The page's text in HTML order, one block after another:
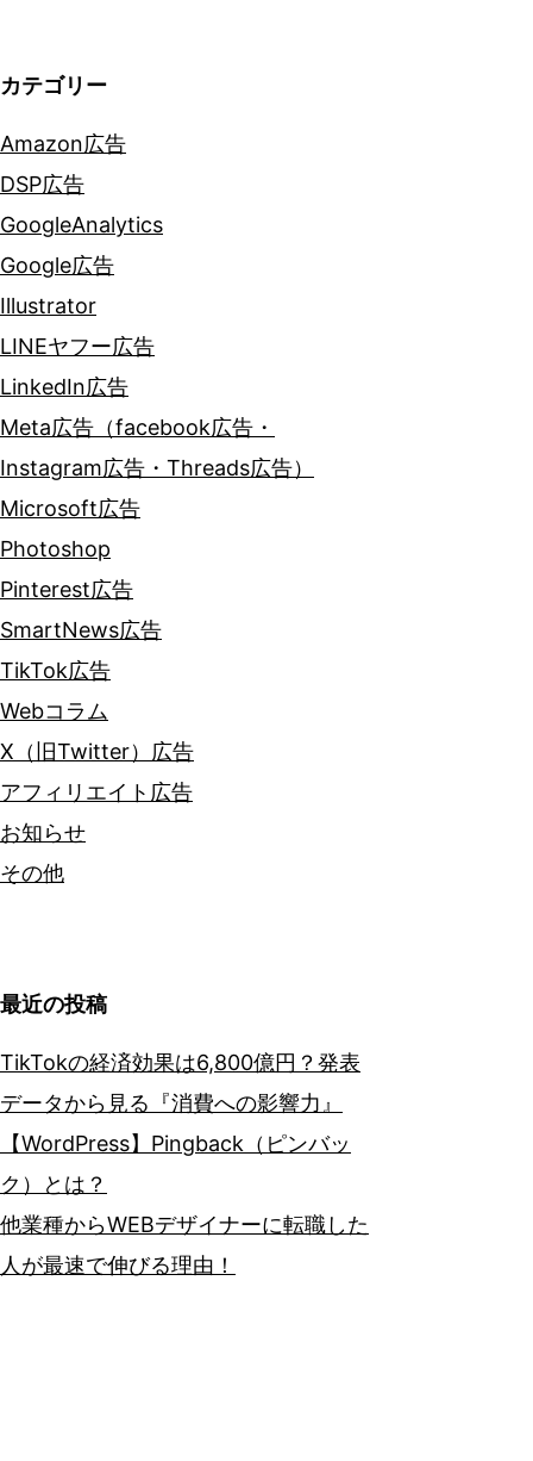
ン
カテゴリー
Amazon広告
DSP広告
GoogleAnalytics
Google広告
Illustrator
LINEヤフー広告
LinkedIn広告
Meta広告（facebook広告・
Instagram広告・Threads広告）
Microsoft広告
Photoshop
Pinterest広告
SmartNews広告
TikTok広告
Webコラム
X（旧Twitter）広告
アフィリエイト広告
お知らせ
その他
最近の投稿
TikTokの経済効果は6,800億円？発表
データから見る『消費への影響力』
【WordPress】Pingback（ピンバッ
ク）とは？
他業種からWEBデザイナーに転職した
人が最速で伸びる理由！